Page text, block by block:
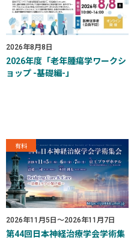
2026年8月8日
2026年度「老年腫瘍学ワークシ
ョップ -基礎編-」
有料
2026年11月5日 ～2026年11月7日
第44回日本神経治療学会学術集